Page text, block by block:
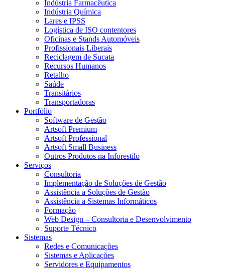
Indústria Farmacêutica
Indústria Química
Lares e IPSS
Logística de ISO contentores
Oficinas e Stands Automóveis
Profissionais Liberais
Reciclagem de Sucata
Recursos Humanos
Retalho
Saúde
Transitários
Transportadoras
Portfólio
Software de Gestão
Artsoft Premium
Artsoft Professional
Artsoft Small Business
Outros Produtos na Inforestilo
Serviços
Consultoria
Implementação de Soluções de Gestão
Assistência a Soluções de Gestão
Assistência a Sistemas Informáticos
Formação
Web Design – Consultoria e Desenvolvimento
Suporte Técnico
Sistemas
Redes e Comunicações
Sistemas e Aplicações
Servidores e Equipamentos